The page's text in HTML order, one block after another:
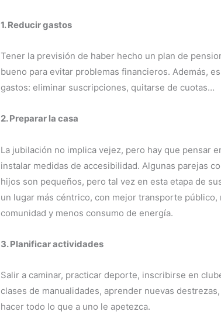
1. Reducir gastos
Tener la previsión de haber hecho un plan de
bueno para evitar problemas financieros. Además,
gastos: eliminar suscripciones, quitarse de cuotas…
2. Preparar la casa
La jubilación no implica vejez, pero hay que pensar
instalar medidas de accesibilidad. Algunas parejas
hijos son pequeños, pero tal vez en esta etapa de
un lugar más céntrico, con mejor transporte
comunidad y menos consumo de energía.
3. Planificar actividades
Salir a caminar, practicar deporte, inscribirse en
clases de manualidades, aprender nuevas
hacer todo lo que a uno le apetezca.